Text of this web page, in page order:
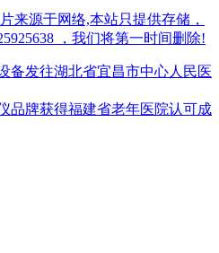
来源于网络,本站只提供存储，
，我们将第一时间删除!
备发往湖北省宜昌市中心人民医
品牌获得福建省老年医院认可成